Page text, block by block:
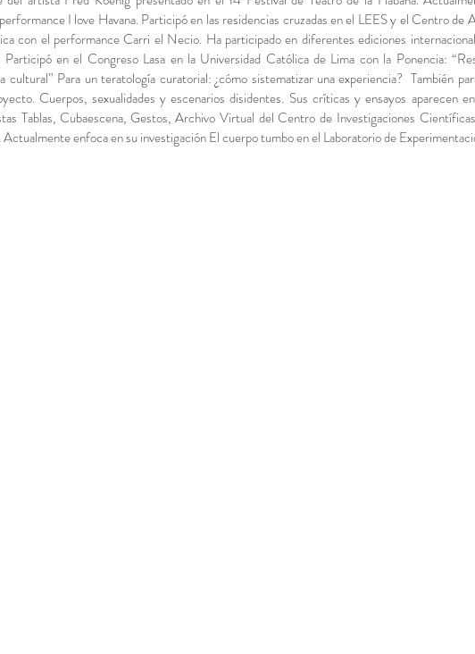
I love Havana. Participó en las residencias cruzadas en el LEES y el Centro
con el performance Carri el Necio. Ha participado en diferentes ediciones
en el Congreso Lasa en la Universidad Católica de Lima con la Ponencia:
cultural” Para un teratología curatorial: ¿cómo sistematizar una experiencia? También
Cuerpos, sexualidades y escenarios disidentes. Sus críticas y ensayos aparecen
Tablas, Cubaescena, Gestos, Archivo Virtual del Centro de Investigaciones
enfoca en su investigación El cuerpo tumbo en el Laboratorio de